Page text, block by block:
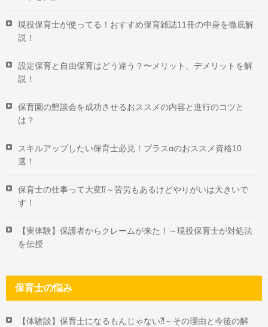
現役保育士が使ってる！おすすめ保育雑誌11冊の中身を徹底解
説！
設定保育と自由保育はどう違う？〜メリット、デメリットを解
説！
保育園の懇談会を成功させるおススメの内容と進行のコツと
は？
スキルアップしたい保育士必見！プラスαのおススメ資格10
選！
保育士の仕事って大変⁉～苦労もあるけどやりがいは大きいで
す！
【実体験】保護者からクレームが来た！～現役保育士が対処法
を伝授
保育士の悩み
【体験談】保育士になるもんじゃない⁈～その理由と今後の解